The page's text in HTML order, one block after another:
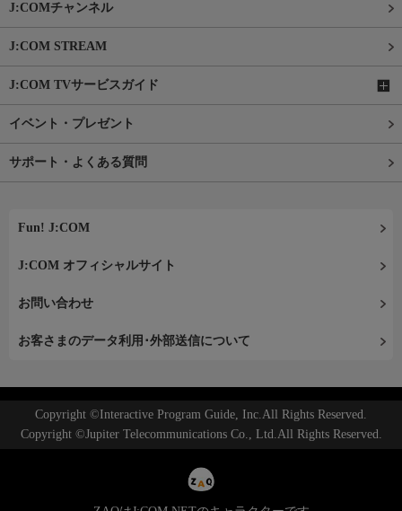
J:COMチャンネル
J:COM STREAM
J:COM TVサービスガイド
イベント・プレゼント
サポート・よくある質問
Fun! J:COM
J:COM オフィシャルサイト
お問い合わせ
お客さまのデータ利用･外部送信について
Copyright ©Interactive Program Guide, Inc.All Rights Reserved.
Copyright ©Jupiter Telecommunications Co., Ltd.All Rights Reserved.